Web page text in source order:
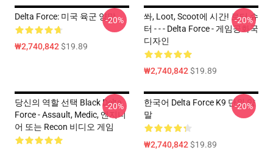
Delta Force: 미국 육군 양말
₩2,740,842$19.89
-20%
쏴, Loot, Scoot에 시간! 로터 슈
터 - - - Delta Force - 게임공화국
디자인
₩2,740,842$19.89
-20%
당신의 역할 선택 Black Delta
Force - Assault, Medic, 엔지니
어 또는 Recon 비디오 게임
-20%
한국어 Delta Force K9 단위 양
말
₩2,740,842$19.89
-20%